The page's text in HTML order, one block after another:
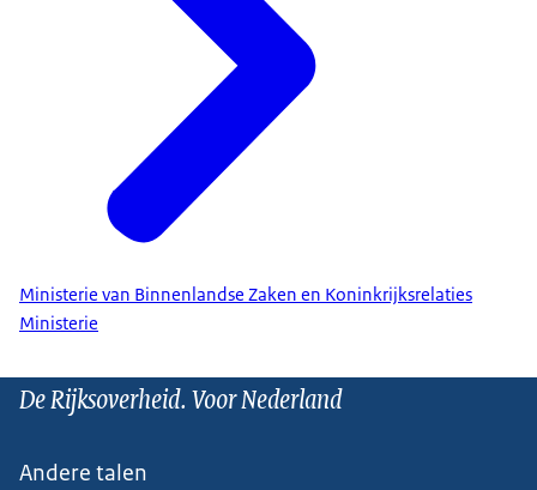
Ministerie van Binnenlandse Zaken en Koninkrijksrelaties
Ministerie
De Rijksoverheid. Voor Nederland
Andere talen